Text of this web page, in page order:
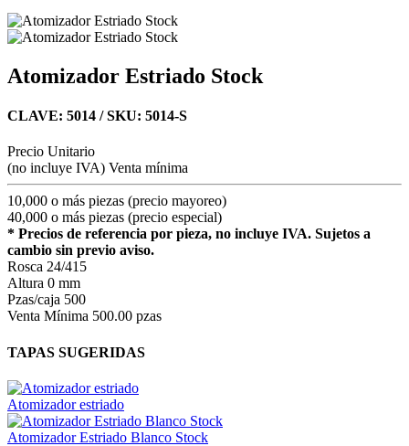
Atomizador Estriado Stock
CLAVE: 5014 / SKU: 5014-S
Precio Unitario
(no incluye IVA) Venta mínima
10,000 o más piezas (precio mayoreo)
40,000 o más piezas (precio especial)
* Precios de referencia por pieza, no incluye IVA. Sujetos a
cambio sin previo aviso.
Rosca 24/415
Altura 0 mm
Pzas/caja 500
Venta Mínima 500.00 pzas
TAPAS SUGERIDAS
Atomizador estriado
Atomizador Estriado Blanco Stock